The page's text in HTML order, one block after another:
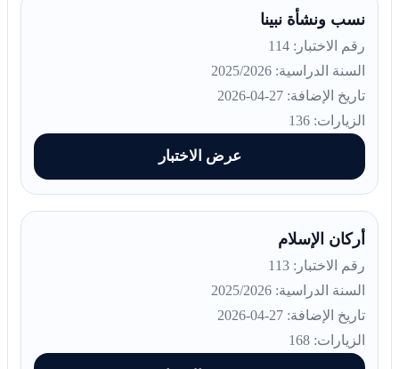
نسب ونشأة نبينا
رقم الاختبار: 114
السنة الدراسية: 2025/2026
تاريخ الإضافة: 27-04-2026
الزيارات: 136
عرض الاختبار
أركان الإسلام
رقم الاختبار: 113
السنة الدراسية: 2025/2026
تاريخ الإضافة: 27-04-2026
الزيارات: 168